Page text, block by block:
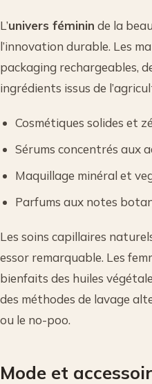
L’univers féminin de la
l’innovation durable. Les
packaging rechargeables,
ingrédients issus de
Cosmétiques solides et
Sérums concentrés aux
Maquillage minéral et
Parfums aux notes
Les soins capillaires
essor remarquable. Les
bienfaits des huiles
des méthodes de lavage
ou le no-poo.
Mode et